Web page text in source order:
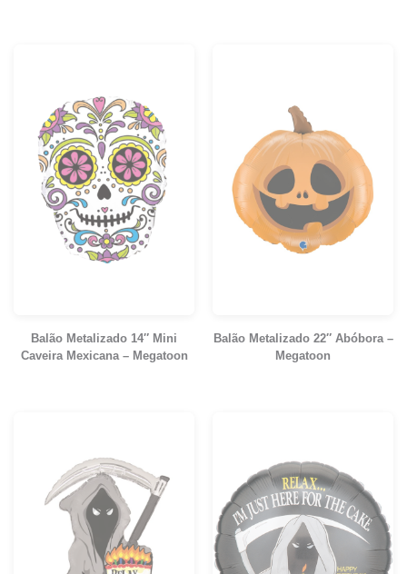
Balão Metalizado 14″ Mini
Caveira Mexicana – Megatoon
Balão Metalizado 22″ Abóbora –
Megatoon